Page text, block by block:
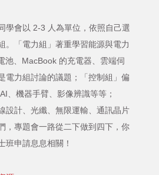
學會以 2-3 人為單位，依照自己選
。「電力組」著重學習能源與電力
池、MacBook 的充電器、雲端伺
電力組討論的議題；「控制組」偏
、機器手臂、影像辨識等等；
設計、光纖、無限運輸、通訊晶片
，專題會一路從二下做到四下，你
班申請息息相關！